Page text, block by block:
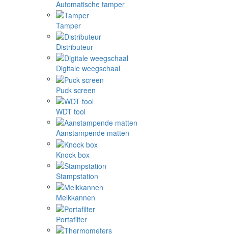
Automatische tamper
Tamper
Distributeur
Digitale weegschaal
Puck screen
WDT tool
Aanstampende matten
Knock box
Stampstation
Melkkannen
Portafilter